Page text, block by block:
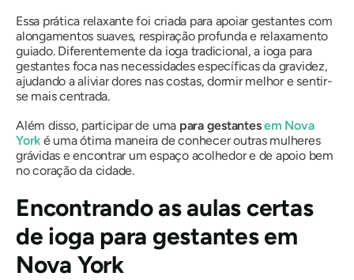
Essa prática relaxante foi criada para apoiar gestantes com
alongamentos suaves, respiração profunda e relaxamento
guiado. Diferentemente da ioga tradicional, a ioga para
gestantes foca nas necessidades específicas da gravidez,
ajudando a aliviar dores nas costas, dormir melhor e sentir-
se mais centrada.
Além disso, participar de uma para gestantesem Nova
York é uma ótima maneira de conhecer outras mulheres
grávidas e encontrar um espaço acolhedor e de apoio bem
no coração da cidade.
Encontrando as aulas certas
de ioga para gestantes em
Nova York